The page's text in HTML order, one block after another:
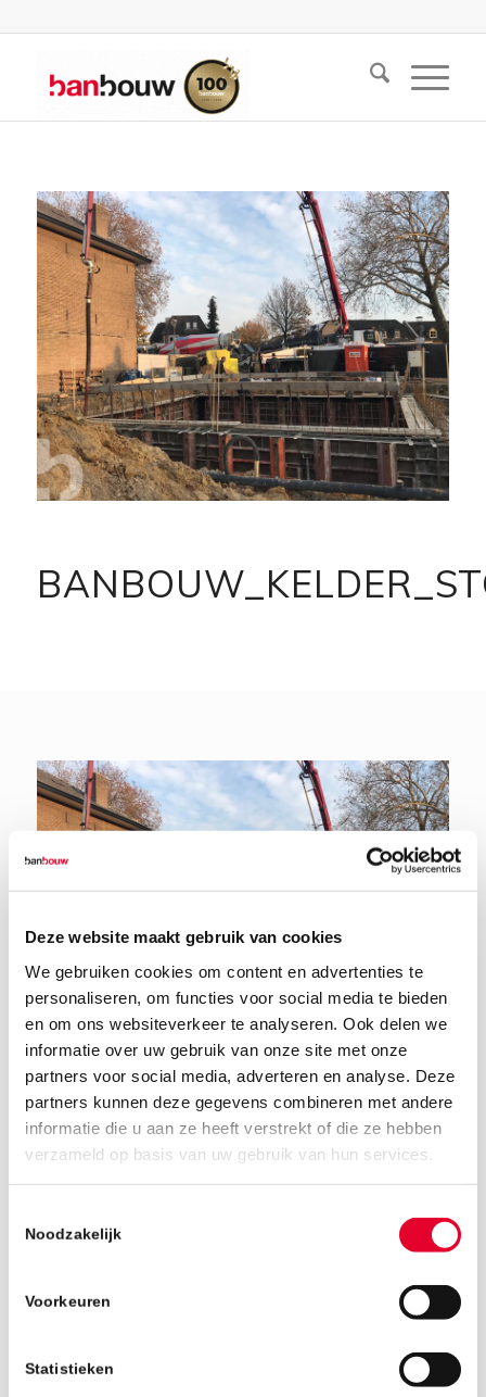
Deze website maakt gebruik van cookies
We gebruiken cookies om content en advertenties te
personaliseren, om functies voor social media te bieden
en om ons websiteverkeer te analyseren. Ook delen we
informatie over uw gebruik van onze site met onze
partners voor social media, adverteren en analyse. Deze
partners kunnen deze gegevens combineren met andere
informatie die u aan ze heeft verstrekt of die ze hebben
verzameld op basis van uw gebruik van hun services.
Noodzakelijk
Voorkeuren
Statistieken
11 januari 2019